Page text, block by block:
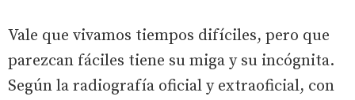
Vale que vivamos tiempos difíciles, pero que
parezcan fáciles tiene su miga y su incógnita.
Según la radiografía oficial y extraoficial, con